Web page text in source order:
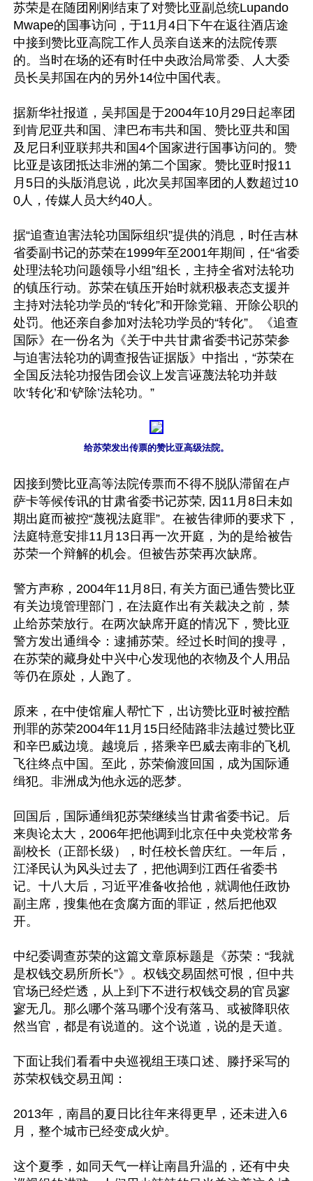
苏荣是在随团刚刚结束了对赞比亚副总统Lupando
Mwape的国事访问，于11月4日下午在返往酒店途
中接到赞比亚高院工作人员亲自送来的法院传票
的。当时在场的还有时任中央政治局常委、人大委
员长吴邦国在内的另外14位中国代表。
据新华社报道，吴邦国是于2004年10月29日起率团
到肯尼亚共和国、津巴布韦共和国、赞比亚共和国
及尼日利亚联邦共和国4个国家进行国事访问的。赞
比亚是该团抵达非洲的第二个国家。赞比亚时报11
月5日的头版消息说，此次吴邦国率团的人数超过10
0人，传媒人员大约40人。
据“追查迫害法轮功国际组织”提供的消息，时任吉林
省委副书记的苏荣在1999年至2001年期间，任“省委
处理法轮功问题领导小组”组长，主持全省对法轮功
的镇压行动。苏荣在镇压开始时就积极表态支援并
主持对法轮功学员的“转化”和开除党籍、开除公职的
处罚。他还亲自参加对法轮功学员的“转化”。《追查
国际》在一份名为《关于中共甘肃省委书记苏荣参
与迫害法轮功的调查报告证据版》中指出，“苏荣在
全国反法轮功报告团会议上发言诬蔑法轮功并鼓
吹‘转化’和‘铲除’法轮功。”
给苏荣发出传票的赞比亚高级法院。
因接到赞比亚高等法院传票而不得不脱队滞留在卢
萨卡等候传讯的甘肃省委书记苏荣, 因11月8日未如
期出庭而被控“蔑视法庭罪”。在被告律师的要求下，
法庭特意安排11月13日再一次开庭，为的是给被告
苏荣一个辩解的机会。但被告苏荣再次缺席。
警方声称，2004年11月8日, 有关方面已通告赞比亚
有关边境管理部门，在法庭作出有关裁决之前，禁
止给苏荣放行。在两次缺席开庭的情况下，赞比亚
警方发出通缉令：逮捕苏荣。经过长时间的搜寻，
在苏荣的藏身处中兴中心发现他的衣物及个人用品
等仍在原处，人跑了。
原来，在中使馆雇人帮忙下，出访赞比亚时被控酷
刑罪的苏荣2004年11月15日经陆路非法越过赞比亚
和辛巴威边境。越境后，搭乘辛巴威去南非的飞机
飞往终点中国。至此，苏荣偷渡回国，成为国际通
缉犯。非洲成为他永远的恶梦。
回国后，国际通缉犯苏荣继续当甘肃省委书记。后
来舆论太大，2006年把他调到北京任中央党校常务
副校长（正部长级），时任校长曾庆红。一年后，
江泽民认为风头过去了，把他调到江西任省委书
记。十八大后，习近平准备收拾他，就调他任政协
副主席，搜集他在贪腐方面的罪证，然后把他双
开。
中纪委调查苏荣的这篇文章原标题是《苏荣：“我就
是权钱交易所所长”》。权钱交易固然可恨，但中共
官场已经烂透，从上到下不进行权钱交易的官员寥
寥无几。那么哪个落马哪个没有落马、或被降职依
然当官，都是有说道的。这个说道，说的是天道。
下面让我们看看中央巡视组王瑛口述、滕抒采写的
苏荣权钱交易丑闻：
2013年，南昌的夏日比往年来得更早，还未进入6
月，整个城市已经变成火炉。
这个夏季，如同天气一样让南昌升温的，还有中央